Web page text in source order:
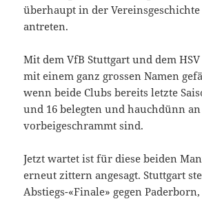
überhaupt in der
antreten.
Mit dem VfB Stuttgart und dem
mit einem ganz grossen Namen
wenn beide Clubs bereits letzte
und 16 belegten und hauchdünn
vorbeigeschrammt sind.
Jetzt wartet ist für diese beiden
erneut zittern angesagt. Stuttgart
Abstiegs-«Finale» gegen